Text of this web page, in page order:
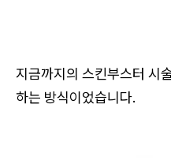
지금까지의 스킨부스터 시
하는 방식이었습니다.